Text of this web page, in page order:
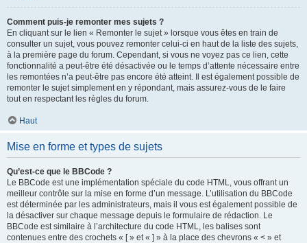
Comment puis-je remonter mes sujets ?
En cliquant sur le lien « Remonter le sujet » lorsque vous êtes en train de
consulter un sujet, vous pouvez remonter celui-ci en haut de la liste des sujets,
à la première page du forum. Cependant, si vous ne voyez pas ce lien, cette
fonctionnalité a peut-être été désactivée ou le temps d’attente nécessaire entre
les remontées n’a peut-être pas encore été atteint. Il est également possible de
remonter le sujet simplement en y répondant, mais assurez-vous de le faire
tout en respectant les règles du forum.
Haut
Mise en forme et types de sujets
Qu’est-ce que le BBCode ?
Le BBCode est une implémentation spéciale du code HTML, vous offrant un
meilleur contrôle sur la mise en forme d’un message. L’utilisation du BBCode
est déterminée par les administrateurs, mais il vous est également possible de
la désactiver sur chaque message depuis le formulaire de rédaction. Le
BBCode est similaire à l’architecture du code HTML, les balises sont
contenues entre des crochets « [ » et « ] » à la place des chevrons « < » et